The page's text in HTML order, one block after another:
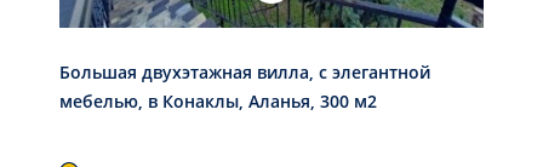
Большая двухэтажная вилла, с элегантной
мебелью, в Конаклы, Аланья, 300 м2